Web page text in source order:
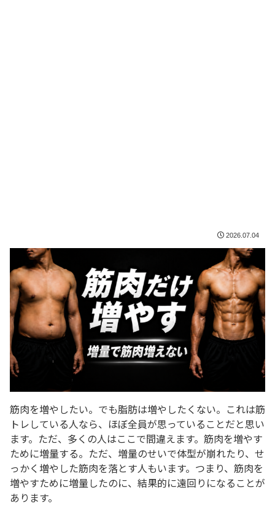
2026.07.04
筋肉を増やしたい。でも脂肪は増やしたくない。これは筋
トレしている人なら、ほぼ全員が思っていることだと思い
ます。ただ、多くの人はここで間違えます。筋肉を増やす
ために増量する。ただ、増量のせいで体型が崩れたり、せ
っかく増やした筋肉を落とす人もいます。つまり、筋肉を
増やすために増量したのに、結果的に遠回りになることが
あります。